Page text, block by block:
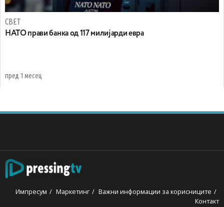
СВЕТ
НАТО прави банка од 117 милијарди евра
пред 1 месец
Импресум Маркетинг
Важни информации за корисниците
Контакт